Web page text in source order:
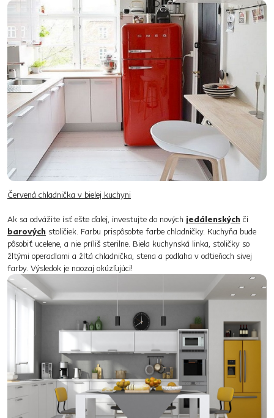
Červená chladnička v bielej kuchyni
Ak sa odvážite ísť ešte ďalej, investujte do nových jedálenských či
barových stoličiek. Farbu prispôsobte farbe chladničky. Kuchyňa bude
pôsobiť ucelene, a nie príliš sterilne. Biela kuchynská linka, stoličky so
žltými operadlami a žltá chladnička, stena a podlaha v odtieňoch sivej
farby. Výsledok je naozaj okúzľujúci!